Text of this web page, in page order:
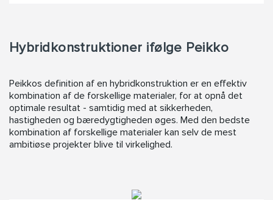
Hybridkonstruktioner ifølge Peikko
Peikkos definition af en hybridkonstruktion er en effektiv
kombination af de forskellige materialer, for at opnå det
optimale resultat - samtidig med at sikkerheden,
hastigheden og bæredygtigheden øges. Med den bedste
kombination af forskellige materialer kan selv de mest
ambitiøse projekter blive til virkelighed.